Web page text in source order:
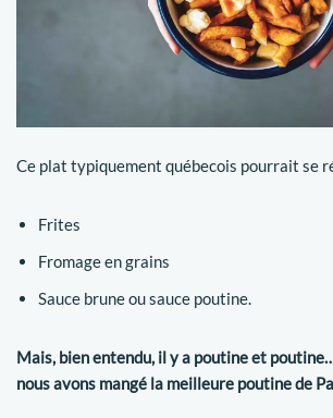
Ce plat typiquement québecois pourrait se
Frites
Fromage en grains
Sauce brune ou sauce poutine.
Mais, bien entendu, il y a poutine et
nous avons mangé la meilleure poutine de